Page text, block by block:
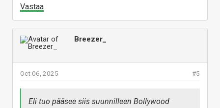
Vastaa
Breezer_
#5
Oct 06, 2025
Eli tuo pääsee siis suunnilleen Bollywood